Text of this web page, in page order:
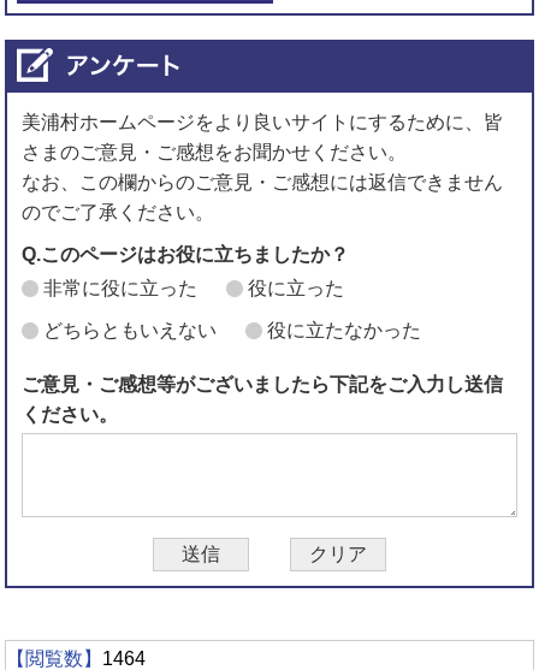
美浦村ホームページをより良いサイトにするために、皆
さまのご意見・ご感想をお聞かせください。
なお、この欄からのご意見・ご感想には返信できません
のでご了承ください。
Q.このページはお役に立ちましたか？
非常に役に立った
役に立った
どちらともいえない 役に立たなかった
ご意見・ご感想等がございましたら下記をご入力し送信
ください。
【閲覧数】 1464